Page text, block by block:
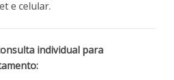
e celular.
individual para